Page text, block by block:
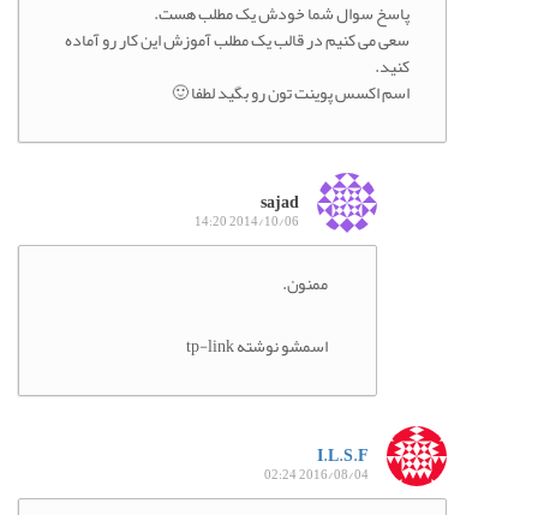
پاسخ سوال شما خودش یک مطلب هست.
سعی می کنیم در قالب یک مطلب آموزش این کار رو آماده
اسم اکسس پوینت تون رو بگید لطفا 🙂
sajad
2014/10/06 14:20
اسمشو نوشته tp-link
I.L.S.F
2016/08/04 02:24